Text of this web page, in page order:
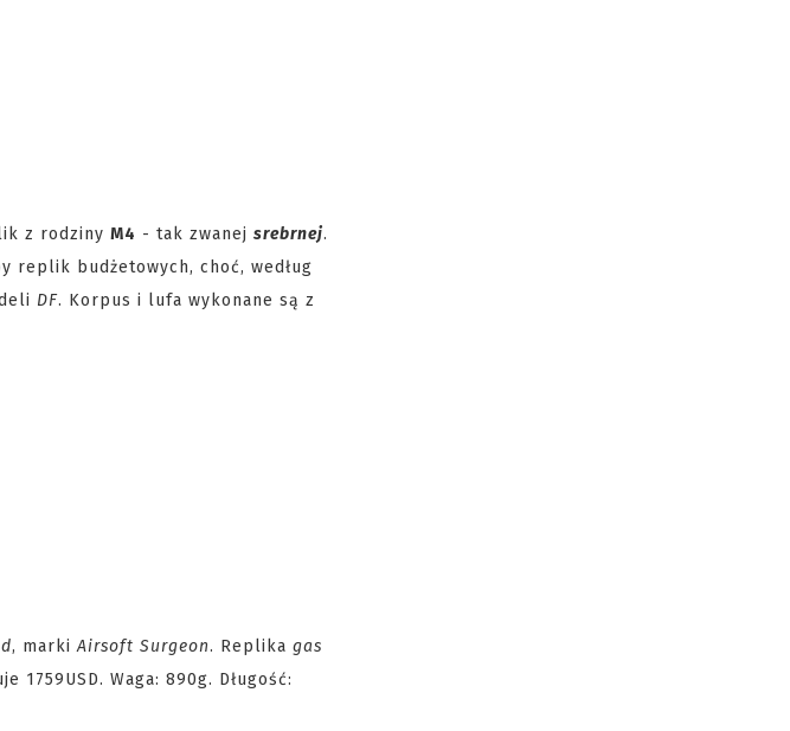
z rodziny M4 - tak zwanej srebrnej.
replik budżetowych, choć, według
DF. Korpus i lufa wykonane są z
, markiAirsoft Surgeon. Replika gas
1759USD. Waga: 890g. Długość: